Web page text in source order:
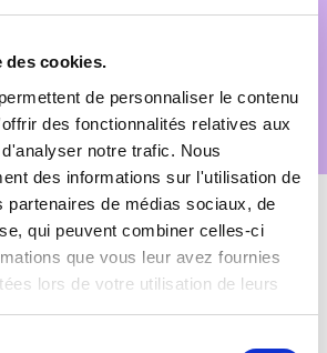
des cookies.
de personnaliser le contenu
des fonctionnalités relatives aux
notre trafic. Nous
des informations sur l'utilisation de
partenaires de médias sociaux, de
qui peuvent combiner celles-ci
que vous leur avez fournies
lors de votre utilisation de leurs
légitimes, en adressant votre demande